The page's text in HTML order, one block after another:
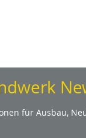
für Ausbau,